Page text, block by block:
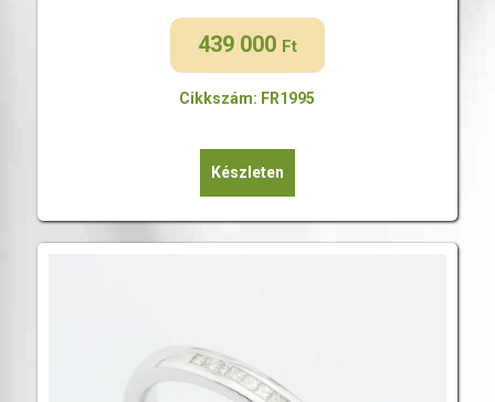
439 000 Ft
Cikkszám: FR1995
Készleten